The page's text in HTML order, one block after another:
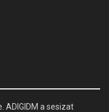
ADIGIDM a sesizat